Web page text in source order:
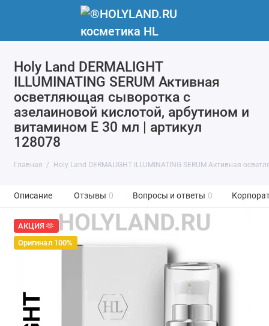
Holy Land DERMALIGHT
ILLUMINATING SERUM Активная
осветляющая сыворотка с
азелаиновой кислотой, арбутином и
витамином Е 30 мл | артикул
128078
Главная Holy Land DERMALIGHT ILLUMINATING SERUM Активная
Описание Отзывы 0 Вопросы и ответы 0
АКЦИЯ 🫶
Оригинал 100%